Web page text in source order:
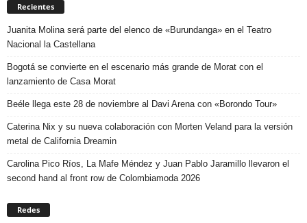
Recientes
Juanita Molina será parte del elenco de «Burundanga» en el Teatro
Nacional la Castellana
Bogotá se convierte en el escenario más grande de Morat con el
lanzamiento de Casa Morat
Beéle llega este 28 de noviembre al Davi Arena con «Borondo Tour»
Caterina Nix y su nueva colaboración con Morten Veland para la versión
metal de California Dreamin
Carolina Pico Ríos, La Mafe Méndez y Juan Pablo Jaramillo llevaron el
second hand al front row de Colombiamoda 2026
Redes